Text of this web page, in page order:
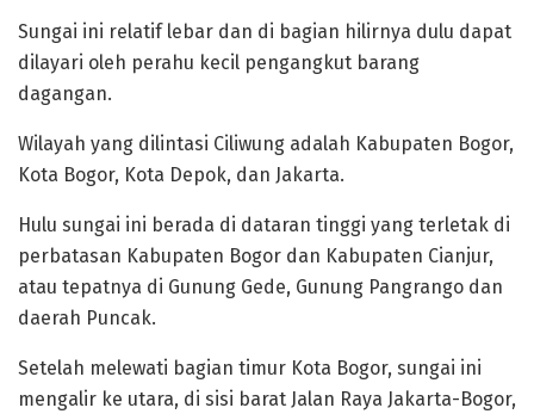
Sungai ini relatif lebar dan di bagian hilirnya dulu dapat
dilayari oleh perahu kecil pengangkut barang
dagangan.
Wilayah yang dilintasi Ciliwung adalah Kabupaten Bogor,
Kota Bogor, Kota Depok, dan Jakarta.
‎Hulu sungai ini berada di dataran tinggi yang terletak di
perbatasan Kabupaten Bogor dan Kabupaten Cianjur,
atau tepatnya di Gunung Gede, Gunung Pangrango dan
daerah Puncak.
Setelah melewati bagian timur Kota Bogor, sungai ini
mengalir ke utara, di sisi barat Jalan Raya Jakarta-Bogor,